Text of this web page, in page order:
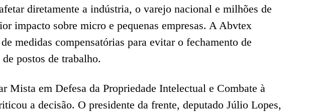
diretamente a indústria, o varejo nacional e milhões de
impacto sobre micro e pequenas empresas. A Abvtex
medidas compensatórias para evitar o fechamento de
postos de trabalho.
Mista em Defesa da Propriedade Intelectual e Combate à
a decisão. O presidente da frente, deputado Júlio Lopes,